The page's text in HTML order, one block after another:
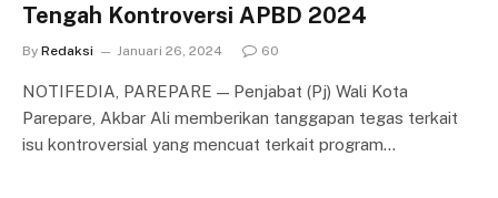
Tengah Kontroversi APBD 2024
By Redaksi Januari 26, 2024 60
NOTIFEDIA, PAREPARE — Penjabat (Pj) Wali Kota
Parepare, Akbar Ali memberikan tanggapan tegas terkait
isu kontroversial yang mencuat terkait program…